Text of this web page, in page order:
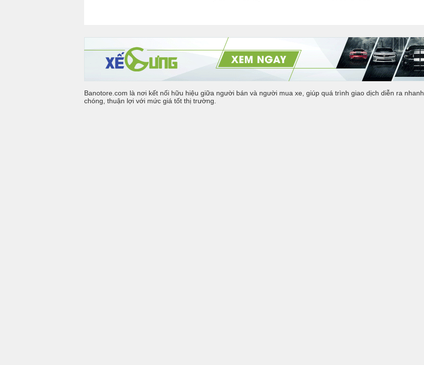
Banotore.com là nơi kết nối hữu hiệu giữa người bán và người mua xe, giúp quá trình giao dịch diễn ra nhanh
chóng, thuận lợi với mức giá tốt thị trường.